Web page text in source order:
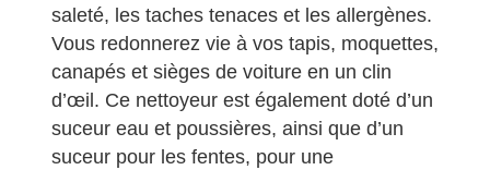
saleté, les taches tenaces et les allergènes.
Vous redonnerez vie à vos tapis, moquettes,
canapés et sièges de voiture en un clin
d’œil. Ce nettoyeur est également doté d’un
suceur eau et poussières, ainsi que d’un
suceur pour les fentes, pour une